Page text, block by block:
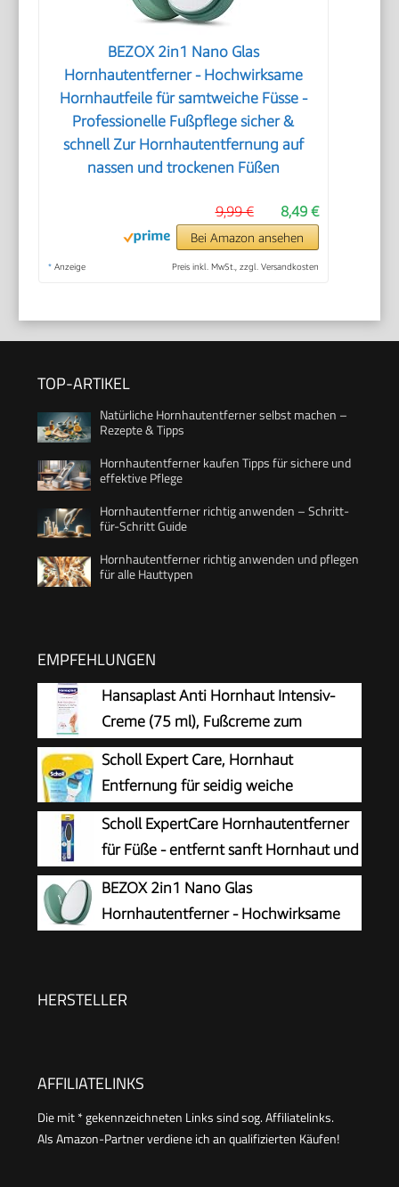
BEZOX 2in1 Nano Glas
Hornhautentferner - Hochwirksame
Hornhautfeile für samtweiche Füsse -
Professionelle Fußpflege sicher &
schnell Zur Hornhautentfernung auf
nassen und trockenen Füßen
8,49 €
9,99 €
Bei Amazon ansehen
* Anzeige Preis inkl. MwSt., zzgl. Versandkosten
TOP-ARTIKEL
Natürliche Hornhautentferner selbst machen –
Rezepte & Tipps
Hornhautentferner kaufen Tipps für sichere und
effektive Pflege
Hornhautentferner richtig anwenden – Schritt-
für-Schritt Guide
Hornhautentferner richtig anwenden und pflegen
für alle Hauttypen
EMPFEHLUNGEN
Hansaplast Anti Hornhaut Intensiv-
Creme (75 ml), Fußcreme zum
Hornhaut entfernen,
feuchtigkeitsspendende Hornhaut Creme pflegt
sehr trockene Haut mit Urea
Scholl Expert Care, Hornhaut
Entfernung für seidig weiche
Füße,elektrischer Hornhautentferner
schnell & Mühelos (mit
Meeresmineralien Rolle für präzise Ergebnisse,1
Gerät inkl. Rolle)1 Stück(1er Pack)
Scholl ExpertCare Hornhautentferner
für Füße - entfernt sanft Hornhaut und
raue Haut, mit grober und feiner
Reibefläche, effektive Fußpflege für sofort
weiche Füße, waschbar und wiederverwendbar
BEZOX 2in1 Nano Glas
Hornhautentferner - Hochwirksame
Hornhautentfernung auf nassen und trockenen
HERSTELLER
AFFILIATELINKS
Die mit * gekennzeichneten Links sind sog. Affiliatelinks.
Als Amazon-Partner verdiene ich an qualifizierten Käufen!